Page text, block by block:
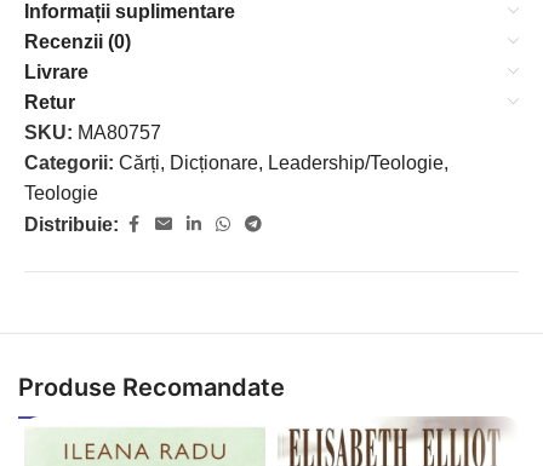
Informații suplimentare
Recenzii (0)
Livrare
Retur
SKU: MA80757
Categorii: Cărți, Dicționare, Leadership/Teologie,
Teologie
Distribuie:
Produse Recomandate